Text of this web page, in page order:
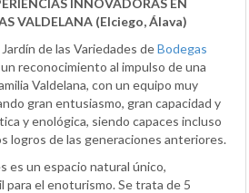
VALDELANA (Elciego, Álava)
de las Variedades deBodegas
reconocimiento al impulso de una
Valdelana, con un equipo muy
gran entusiasmo, gran capacidad y
y enológica, siendo capaces incluso
logros de las generaciones anteriores.
es un espacio natural único,
para el enoturismo. Se trata de 5